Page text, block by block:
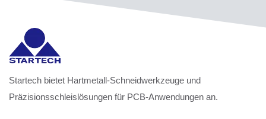
Startech bietet Hartmetall-Schneidwerkzeuge und
Präzisionsschleislösungen für PCB-Anwendungen an.